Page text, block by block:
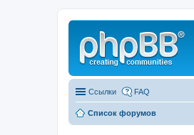
Ссылки FAQ
Список форумов